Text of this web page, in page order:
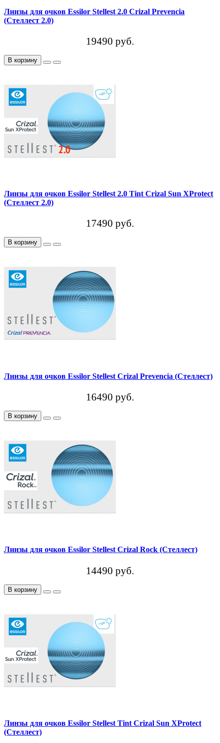
Линзы для очков Essilor Stellest 2.0 Crizal Prevencia
(Стеллест 2.0)
19490 руб.
В корзину
Линзы для очков Essilor Stellest 2.0 Tint Crizal Sun XProtect
(Стеллест 2.0)
17490 руб.
В корзину
Линзы для очков Essilor Stellest Crizal Prevencia (Стеллест)
16490 руб.
В корзину
Линзы для очков Essilor Stellest Crizal Rock (Стеллест)
14490 руб.
В корзину
Линзы для очков Essilor Stellest Tint Crizal Sun XProtect
(Стеллест)